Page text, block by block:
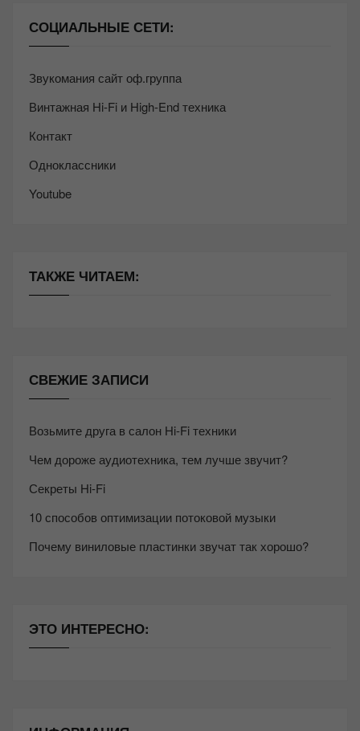
СОЦИАЛЬНЫЕ СЕТИ:
Звукомания сайт оф.группа
Винтажная Hi-Fi и High-End техника
Контакт
Одноклассники
Youtube
ТАКЖЕ ЧИТАЕМ:
СВЕЖИЕ ЗАПИСИ
Возьмите друга в салон Hi-Fi техники
Чем дороже аудиотехника, тем лучше звучит?
Секреты Hi-Fi
10 способов оптимизации потоковой музыки
Почему виниловые пластинки звучат так хорошо?
ЭТО ИНТЕРЕСНО: